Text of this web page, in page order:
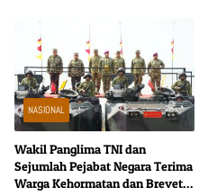
NASIONAL
Wakil Panglima TNI dan
Sejumlah Pejabat Negara Terima
Warga Kehormatan dan Brevet